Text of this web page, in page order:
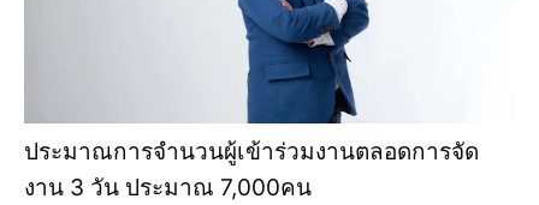
ประมาณการจำนวนผู้เข้าร่วมงานตลอดการจัด
งาน 3 วัน ประมาณ 7,000คน